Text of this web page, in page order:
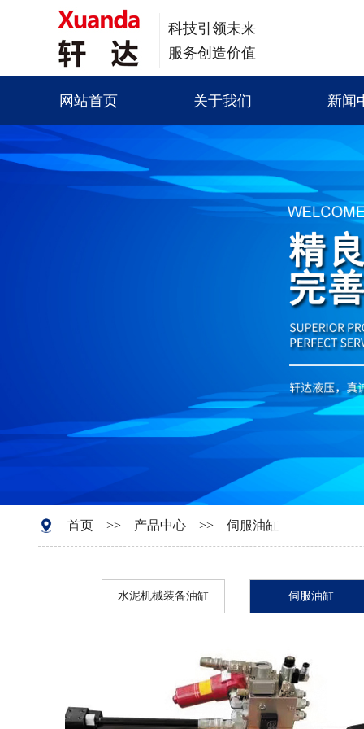
科技引领未来
服务创造价值
网站首页 关于我们 新闻
首页>> 产品中心>> 伺服油缸
水泥机械装备油缸 伺服油缸